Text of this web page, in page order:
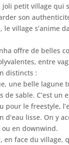
joli petit village qui
son
le village s’anime
offre de belles
entre
distincts :
une belle lagune
de sable. C’est un
pour le freestyle,
d’eau lisse. On y
en downwind.
en face du village,